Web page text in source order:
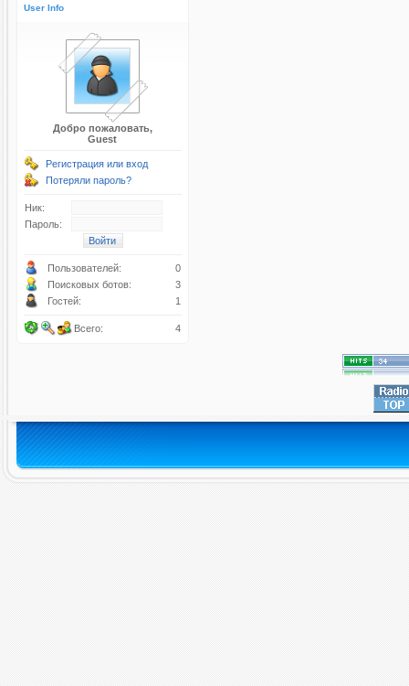
User Info
Добро пожаловать,
Guest
Регистрация или вход
Потеряли пароль?
Ник:
Пароль:
Пользователей:
0
Поисковых ботов:
3
Гостей:
1
Всего: 4